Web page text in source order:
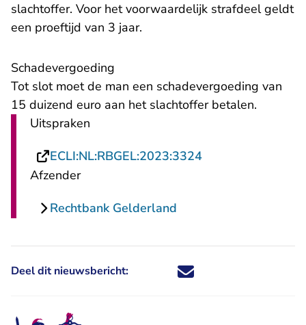
slachtoffer. Voor het voorwaardelijk strafdeel geldt
een proeftijd van 3 jaar.
Schadevergoeding
Tot slot moet de man een schadevergoeding van
15 duizend euro aan het slachtoffer betalen.
Uitspraken
ECLI:NL:RBGEL:2023:3324- U verlaat
Afzender
Rechtbank Gelderland
Deel dit nieuwsbericht: Deel dit nieuwsbericht via X -
Deel dit nieuwsbericht via
Deel dit nieuwsbericht
Deel dit